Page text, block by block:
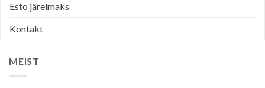
Esto järelmaks
Kontakt
MEIST